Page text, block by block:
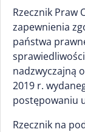
Rzecznik Praw
zapewnienia
państwa
nadzwyczajną
2019 r.
postępowaniu
Rzecznik na